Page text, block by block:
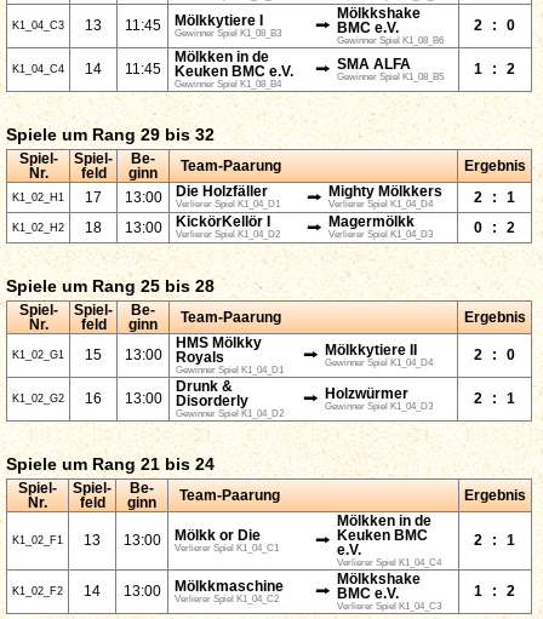
K1_04_C3 13 11:45 Mölkkytiere I
Gewinner Spiel K1_08_B3 ⭢
Mölkkshake
BMC e.V.
Gewinner Spiel K1_08_B6
2 : 0
K1_04_C4 14 11:45
Mölkken in de
Keuken BMC e.V.
Gewinner Spiel K1_08_B4
⭢ SMA ALFA
Gewinner Spiel K1_08_B5
1 : 2
Spiele um Rang 29 bis 32
Spiel-
Nr.
Spiel-
feld
Be-
ginn
Team-Paarung Ergebnis
K1_02_H1 17 13:00 Die Holzfäller
Verlierer Spiel K1_04_D1 ⭢ Mighty Mölkkers
Verlierer Spiel K1_04_D4 2 : 1
K1_02_H2 18 13:00 KickörKellör I
Verlierer Spiel K1_04_D2 ⭢ Magermölkk
Verlierer Spiel K1_04_D3 0 : 2
Spiele um Rang 25 bis 28
Spiel-
Nr.
Spiel-
feld
Be-
ginn
Team-Paarung Ergebnis
K1_02_G1 15 13:00
HMS Mölkky
Royals
Gewinner Spiel K1_04_D1
⭢ Mölkkytiere II
Gewinner Spiel K1_04_D4
2 : 0
K1_02_G2 16 13:00
Drunk &
Disorderly
Gewinner Spiel K1_04_D2
⭢ Holzwürmer
Gewinner Spiel K1_04_D3
2 : 1
Spiele um Rang 21 bis 24
Spiel-
Nr.
Spiel-
feld
Be-
ginn
Team-Paarung Ergebnis
K1_02_F1 13 13:00 Mölkk or Die
Verlierer Spiel K1_04_C1 ⭢
Mölkken in de
Keuken BMC
e.V.
Verlierer Spiel K1_04_C4
2 : 1
K1_02_F2 14 13:00 Mölkkmaschine
Verlierer Spiel K1_04_C2 ⭢
Mölkkshake
BMC e.V.
Verlierer Spiel K1_04_C3
1 : 2